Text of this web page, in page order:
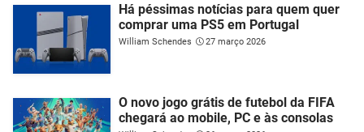
Há péssimas notícias para quem quer
comprar uma PS5 em Portugal
William Schendes 27 março 2026
O novo jogo grátis de futebol da FIFA
chegará ao mobile, PC e às consolas